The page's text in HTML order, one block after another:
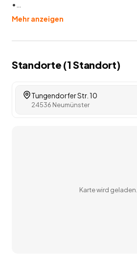
•…
Mehr anzeigen
Standorte (1Standort)
Tungendorfer Str. 10
24536 Neumünster
Karte wird geladen…